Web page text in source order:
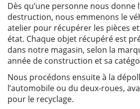
Dès qu’une personne nous donne
destruction, nous emmenons le
atelier pour récupérer les pièces
état. Chaque objet récupéré est
dans notre magasin, selon la
année de construction et sa
Nous procédons ensuite à la
l’automobile ou du deux-roues,
pour le recyclage.